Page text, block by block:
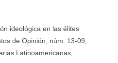
ideológica en las élites
de Opinión, núm. 13-09,
Latinoamericanas,